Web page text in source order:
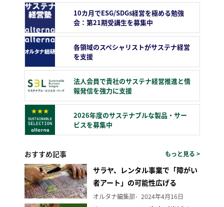
10カ月でESG/SDGs経営を極める勉強
会：第21期受講生を募集中
各領域のスペシャリストがサステナ経営
を支援
法人会員で貴社のサステナ経営推進と情
報発信を強力に支援
2026年度のサステナブルな製品・サー
ビスを募集中
おすすめ記事 もっと見る >
サラヤ、レンタル事業で「障がい
者アート」の可能性広げる
オルタナ編集部 2024年4月16日